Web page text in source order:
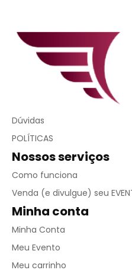
Dúvidas
POLÍTICAS
Nossos serviços
Como funciona
Venda (e divulgue) seu
Minha conta
Minha Conta
Meu Evento
Meu carrinho